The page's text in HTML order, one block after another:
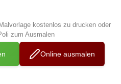
kostenlos zu drucken oder
zum Ausmalen
Online ausmalen